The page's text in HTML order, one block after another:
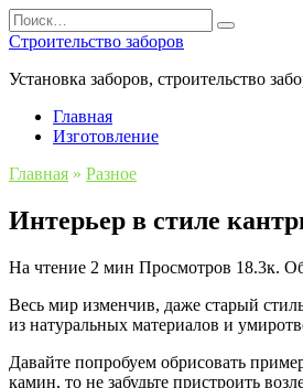
Перейти
к
содержанию
Search
for:
Строительство заборов
Установка заборов, строительство
Главная
Изготовление
Главная » Разное
Интерьер в стиле
На чтение 2 мин Просмотров 18.3к.
Весь мир изменчив, даже старый
из натуральных материалов и
Давайте попробуем обрисовать
камин, то не забудьте пристроить